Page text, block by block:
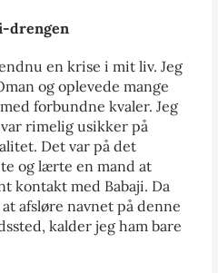
drengen
en krise i mit liv. Jeg
og oplevede mange
forbundne kvaler. Jeg
rimelig usikker på
Det var på det
og lærte en mand at
kontakt med Babaji. Da
afsløre navnet på denne
kalder jeg ham bare